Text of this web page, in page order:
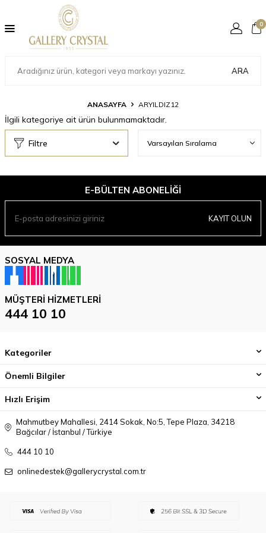
ARA
0
ANASAYFA ARYILDIZ12
İlgili kategoriye ait ürün bulunmamaktadır.
Filtre
E-BÜLTEN ABONELIĞI
KAYIT OLUN
SOSYAL MEDYA
MÜŞTERI HIZMETLERI
444 10 10
Kategoriler
Önemli Bilgiler
Hızlı Erişim
Mahmutbey Mahallesi, 2414 Sokak, No:5, Tepe Plaza, 34218
Bağcılar / İstanbul / Türkiye
444 10 10
onlinedestek@gallerycrystal.com.tr